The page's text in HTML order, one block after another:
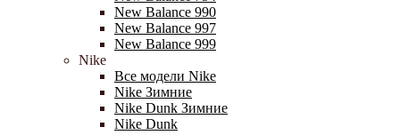
New Balance 990
New Balance 997
New Balance 999
Nike
Все модели Nike
Nike Зимние
Nike Dunk Зимние
Nike Dunk